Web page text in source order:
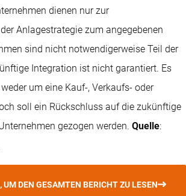
dienen nur zur
Anlagestrategie zum angegebenen
sind nicht notwendigerweise Teil der
Integration ist nicht garantiert. Es
um eine Kauf-, Verkaufs- oder
soll ein Rückschluss auf die zukünftige
gezogen werden. Quelle:
UM DEN GESAMTEN BERICHT ZU LESEN